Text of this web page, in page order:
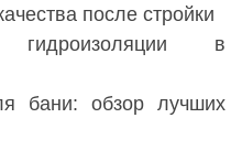
после стройки
в
бани: обзор лучших